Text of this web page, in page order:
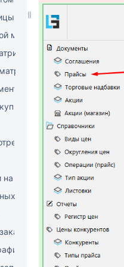
матрицы
магазина
закупку
продаж
поставщиком